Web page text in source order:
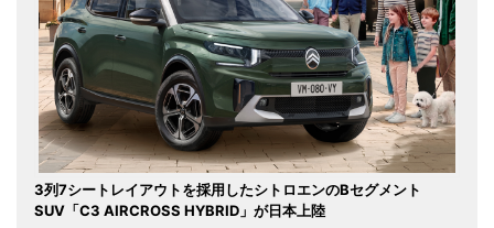
3列7シートレイアウトを採用したシトロエンのBセグメント
SUV「C3 AIRCROSS HYBRID」が日本上陸